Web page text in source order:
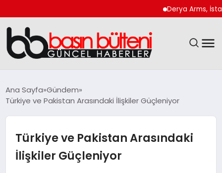
Derya Arms,
GÜNCEL
EKONOMI
MAGAZIN
Ana Sayfa Gündem
Türkiye ve Pakistan Arasındaki İlişkiler Güçleniyor
Türkiye ve Pakistan Arasındaki
İlişkiler Güçleniyor